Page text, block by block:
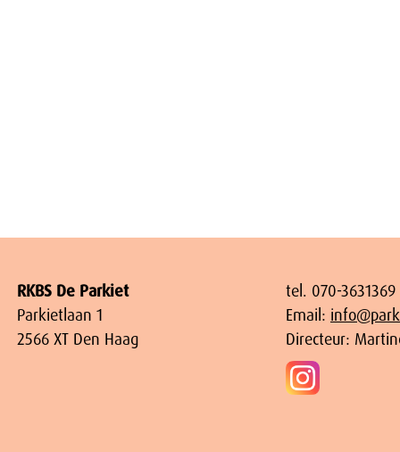
RKBS De Parkiet
Parkietlaan 1
2566 XT Den Haag
tel. 070-3631369
Email:
Directeur: